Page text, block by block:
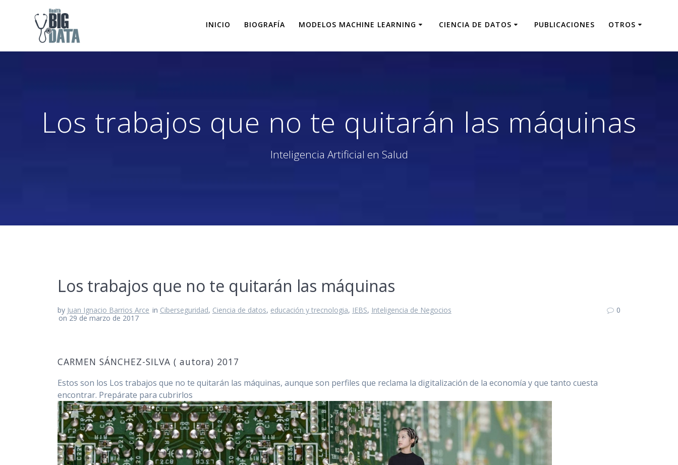
INICIO BIOGRAFÍA MODELOS MACHINE LEARNING CIENCIA DE DATOS PUBLICACIONES OTROS
Los trabajos que no te quitarán las máquinas
Inteligencia Artificial en Salud
Los trabajos que no te quitarán las máquinas
by Juan Ignacio Barrios Arce in Ciberseguridad, Ciencia de datos, educación y trecnologia, IEBS, Inteligencia de Negocios
on 29 de marzo de 2017
0
CARMEN SÁNCHEZ-SILVA ( autora) 2017
Estos son los Los trabajos que no te quitarán las máquinas, aunque son perfiles que reclama la digitalización de la economía y que tanto cuesta
encontrar. Prepárate para cubrirlos